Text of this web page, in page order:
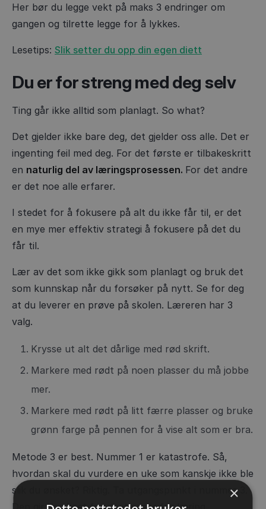
Her bør du legge vekt på maks 3 endringer om
gangen og tilrette legge for å lykkes.
Lesetips: Slik setter du opp din egen diett
Du er for streng med deg selv
Ting går ikke alltid som planlagt. So what?
Det gjelder ikke bare deg, det gjelder oss alle. Det er
ingenting feil med deg. For det første er tilbakeskritt
en naturlig del av læringsprosessen. For det andre
er det noe alle erfarer.
I stedet for å fokusere på alt du ikke får til, er det
en mye mer effektiv strategi å fokusere på det du
får til.
Lær av det som ikke gikk som planlagt og bruk det
som kunnskap når du forsøker på nytt. Se for deg
at du leverer en prøve på skolen. Læreren har 3
valg.
Krysse ut alt det dårlige med rød skrift.
Markere med rødt på noen plasser du må jobbe
mer.
Markere med rødt på litt færre plasser og bruke
grønn farge på pennen for å vise alt som er bra.
Metode 3 er best. Nummer 1 er katastrofe. Så,
hvordan skal du vurdere en uke som kanskje ikke ble
slik du ønsket? Riktig. Ta utgangspunkt i nummer 3.
Den gir deg best froutsetninger for læring.
×